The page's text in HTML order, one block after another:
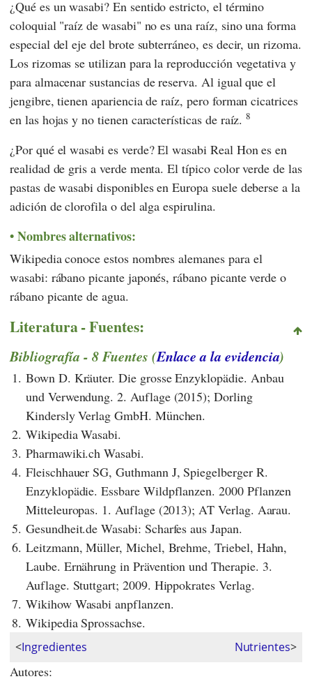
¿Qué es un wasabi? En sentido estricto, el término
coloquial "raíz de wasabi" no es una raíz, sino una forma
especial del eje del brote subterráneo, es decir, un rizoma.
Los rizomas se utilizan para la reproducción vegetativa y
para almacenar sustancias de reserva. Al igual que el
jengibre, tienen apariencia de raíz, pero forman cicatrices
en las hojas y no tienen características de raíz.8
¿Por qué el wasabi es verde? El wasabi Real Hon es en
realidad de gris a verde menta. El típico color verde de las
pastas de wasabi disponibles en Europa suele deberse a la
adición de clorofila o del alga espirulina.
Nombres alternativos:
Wikipedia conoce estos nombres alemanes para el
wasabi: rábano picante japonés, rábano picante verde o
rábano picante de agua.
Literatura - Fuentes:
Bibliografía - 8 Fuentes (Enlace a la evidencia)
1. Bown D. Kräuter. Die grosse Enzyklopädie. Anbau
und Verwendung. 2. Auflage (2015); Dorling
Kindersly Verlag GmbH. München.
2. Wikipedia Wasabi.
3. Pharmawiki.ch Wasabi.
4. Fleischhauer SG, Guthmann J, Spiegelberger R.
Enzyklopädie. Essbare Wildpflanzen. 2000 Pflanzen
Mitteleuropas. 1. Auflage (2013); AT Verlag. Aarau.
5. Gesundheit.de Wasabi: Scharfes aus Japan.
6. Leitzmann, Müller, Michel, Brehme, Triebel, Hahn,
Laube. Ernährung in Prävention und Therapie. 3.
Auflage. Stuttgart; 2009. Hippokrates Verlag.
7. Wikihow Wasabi anpflanzen.
8. Wikipedia Sprossachse.
<Ingredientes Nutrientes>
Autores: